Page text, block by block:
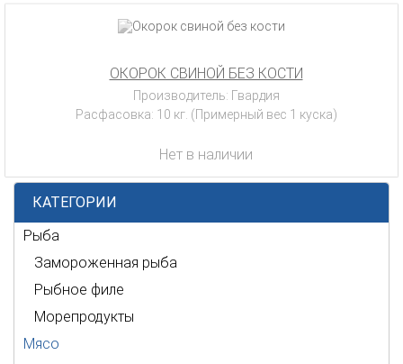
ОКОРОК СВИНОЙ БЕЗ КОСТИ
Производитель: Гвардия
Расфасовка: 10 кг. (Примерный вес 1 куска)
Нет в наличии
КАТЕГОРИИ
Рыба
Замороженная рыба
Рыбное филе
Морепродукты
Мясо